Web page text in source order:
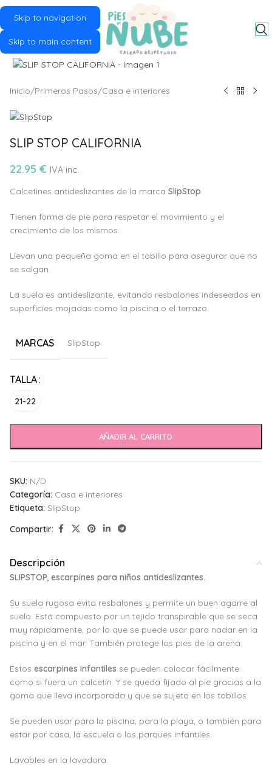
Skip to navigation
Skip to main content
Click to enlarge
Inicio/Primeros Pasos/Casa e interiores
SLIP STOP CALIFORNIA
22.95 € IVA inc.
Calcetines antideslizantes de la marca SlipStop
Tienen forma de pie para respetar el movimiento y el
crecimiento de los mismos.
Llevan una pequeña goma en el tobillo para asegurar que no
se salgan.
La suela es antideslizante, evitando resbalones indeseados en
superficies mojadas como la piscina o el terrazo.
MARCAS SlipStop
TALLA
21-22
AÑADIR AL CARRITO
Alternative:
SKU: N/D
Categoría: Casa e interiores
Etiqueta: SlipStop
Compartir:
Descripción
SLIPSTOP, escarpines para niños antideslizantes.
Su suela rugosa evita resbalones y permite un buen agarre al
suelo. Está compuesto por un tejido transpirable que se seca
muy rápidamente, por lo que se puede usar para nadar en la
piscina y en el mar. También protege los pies de la arena.
Estos escarpines infantiles se pueden colocar fácilmente
como si fuera un calcetín. Y se queda fijado al pie gracias a la
goma que lleva incorporada y que se sujeta en los tobillos.
Se pueden usar para la piscina, para la playa, o también para
estar por casa, la escuela o los parques infantiles.
Lavables en la lavadora.